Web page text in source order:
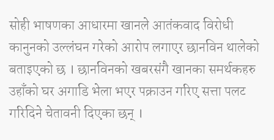
सोही भाषणका आधारमा खानले आतंकवाद विरोधी
कानुनको उल्लंघन गरेको आरोप लगाएर छानविन थालेको
बताइएको छ । छानविनको खबरसंगै खानका समर्थकहरु
उहाँको घर अगाडि भेला भएर पक्राउन गरिए सत्ता पलट
गरिदिने चेतावनी दिएका छन् ।